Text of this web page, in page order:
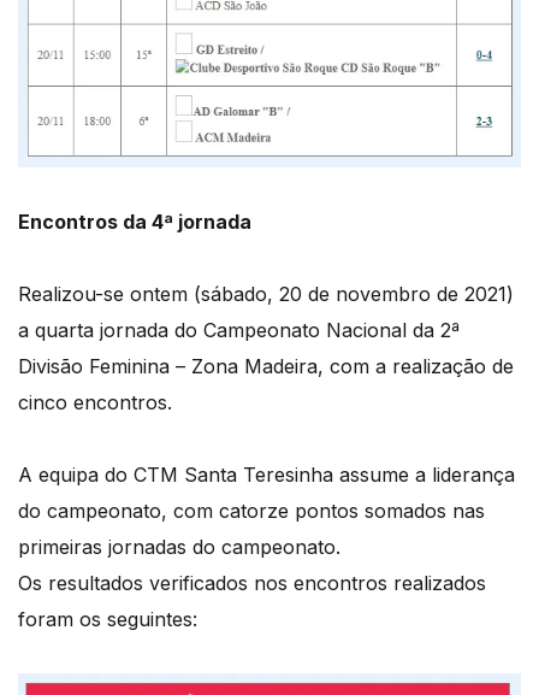
Encontros da 4ª jornada
Realizou-se ontem (sábado, 20 de novembro de 2021)
a quarta jornada do Campeonato Nacional da 2ª
Divisão Feminina – Zona Madeira, com a realização de
cinco encontros.
A equipa do CTM Santa Teresinha assume a liderança
do campeonato, com catorze pontos somados nas
primeiras jornadas do campeonato.
Os resultados verificados nos encontros realizados
foram os seguintes: